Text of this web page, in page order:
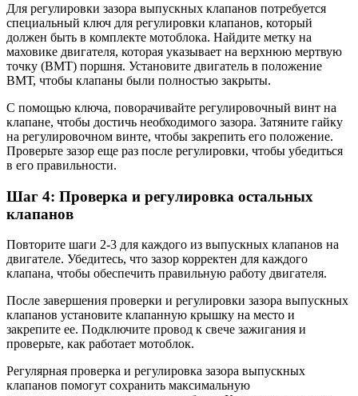
Для регулировки зазора выпускных клапанов потребуется
специальный ключ для регулировки клапанов, который
должен быть в комплекте мотоблока. Найдите метку на
маховике двигателя, которая указывает на верхнюю мертвую
точку (ВМТ) поршня. Установите двигатель в положение
ВМТ, чтобы клапаны были полностью закрыты.
С помощью ключа, поворачивайте регулировочный винт на
клапане, чтобы достичь необходимого зазора. Затяните гайку
на регулировочном винте, чтобы закрепить его положение.
Проверьте зазор еще раз после регулировки, чтобы убедиться
в его правильности.
Шаг 4: Проверка и регулировка остальных
клапанов
Повторите шаги 2-3 для каждого из выпускных клапанов на
двигателе. Убедитесь, что зазор корректен для каждого
клапана, чтобы обеспечить правильную работу двигателя.
После завершения проверки и регулировки зазора выпускных
клапанов установите клапанную крышку на место и
закрепите ее. Подключите провод к свече зажигания и
проверьте, как работает мотоблок.
Регулярная проверка и регулировка зазора выпускных
клапанов помогут сохранить максимальную